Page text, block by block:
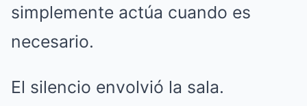
simplemente actúa cuando es
necesario.
El silencio envolvió la sala.